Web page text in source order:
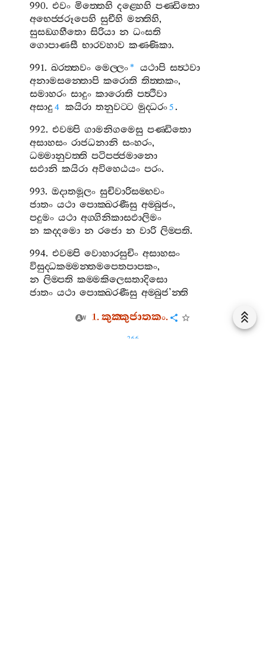
990.එවං මිත‍්තෙහි දළ‍්හෙහි පණ‍්ඩිතො
අභෙජ‍්ජරූපෙහි සුචීහි මන‍්තිහි,
සුසඞ‍්ගහීතො සිරියා න ධංසති
ගොපාණසී භාරවහාව කණ‍්ණිකා.
991.ඛරත‍්තවං මෙල‍්ලං* යථාපි සත්‍ථවා
අනාමසන‍්තොපි කරොති තිත‍්තකං,
සමාහරං සාදුං කාරොති පත්‍ථිවා
අසාදු 4 කයිරා තනුවට‍්ට මුද‍්ධරං5.
992.එවම‍්පි ගාමනිගමෙසු පණ‍්ඩිතො
අසාහසං රාජධනානි සංහරං,
ධම‍්මානුවත‍්ති පටිපජ‍්ජමානො
සඵානි කයිරා අවිහෙඨයං පරං.
993.ඔදාතමූලං සුචිවාරිසම‍්භවං
ජාතං යථා පොක‍්ඛරණීසු අම‍්බුජං,
පදුමං යථා අග‍්ගිනිකාසඵාලිමං
න කද‍්දමො න රජො න වාරි ලිම‍්පති.
994.එවම‍්පි වොහාරසුචිං අසාහසං
විසුද‍්ධකම‍්මන‍්තමපෙතපාපකං,
න ලිම‍්පති කම‍්මකිලෙසතාදිසො
ජාතං යථා පොක‍්ඛරණීසු අම‍්බුජ’න‍්ති
1.කුක‍්කුජාතකං.
266